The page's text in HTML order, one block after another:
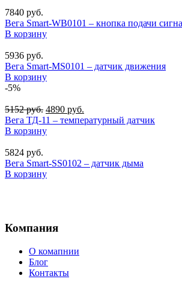
7840 руб.
Вега Smart-WB0101 – кнопка подачи
В корзину
5936 руб.
Вега Smart-MS0101 – датчик движения
В корзину
-5%
5152руб. 4890 руб.
Вега ТД-11 – температурный датчик
В корзину
5824 руб.
Вега Smart-SS0102 – датчик дыма
В корзину
Компания
О комапнии
Блог
Контакты